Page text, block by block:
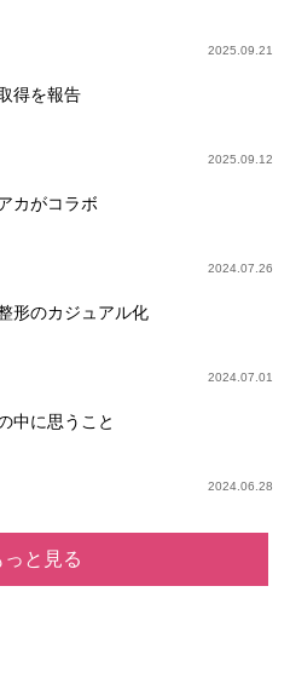
2025.09.21
得を報告
2025.09.12
カがコラボ
2024.07.26
形のカジュアル化
2024.07.01
中に思うこと
2024.06.28
っと見る